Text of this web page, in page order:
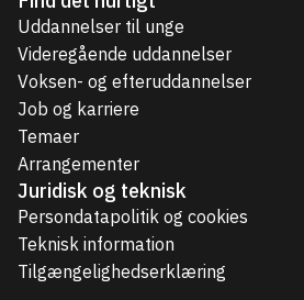
Uddannelser til unge
Videregående uddannelser
Voksen- og efteruddannelser
Job og karriere
Temaer
Arrangementer
Juridisk og teknisk
Persondatapolitik og cookies
Teknisk information
Tilgængelighedserklæring